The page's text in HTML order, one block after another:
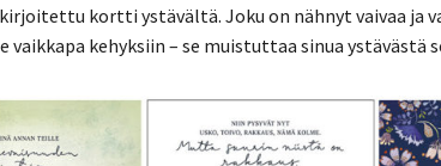
kortti ystävältä. Joku on nähnyt vaivaa ja
vaikkapa kehyksiin – se muistuttaa sinua ystävästä